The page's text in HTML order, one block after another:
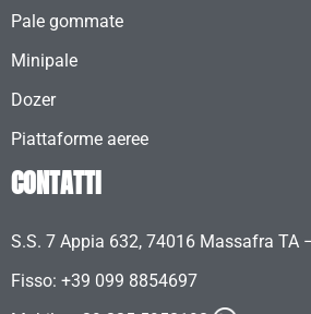
Pale gommate
Minipale
Dozer
Piattaforme aeree
CONTATTI
S.S. 7 Appia 632, 74016 Massafra TA
Fisso: +39 099 8854697